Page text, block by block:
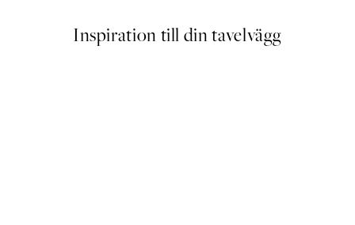
Inspiration till din tavelvägg